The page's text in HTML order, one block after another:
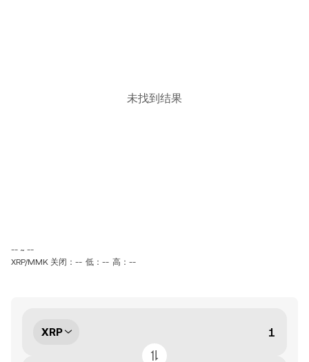
未找到结果
-- ~ --
XRP/MMK 关闭：-- 低：-- 高：--
XRP